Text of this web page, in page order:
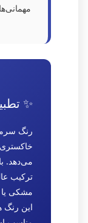
✨
رنگ
می‌دهد.
ترکیب
مشکی یا
این رنگ